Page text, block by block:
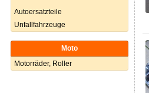
Autoersatzteile
Unfallfahrzeuge
Moto
Motorräder, Roller